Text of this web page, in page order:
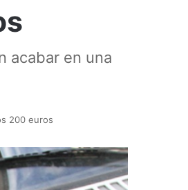
acabar en una
200 euros